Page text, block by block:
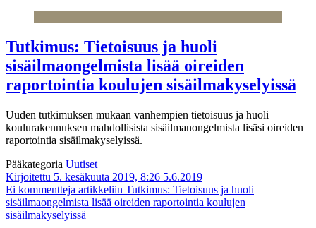
Tutkimus: Tietoisuus ja huoli
sisäilmaongelmista lisää oireiden
raportointia koulujen sisäilmakyselyissä
Uuden tutkimuksen mukaan vanhempien tietoisuus ja huoli
koulurakennuksen mahdollisista sisäilmanongelmista lisäsi oireiden
raportointia sisäilmakyselyissä.
Pääkategoria Uutiset
Kirjoitettu 5. kesäkuuta 2019, 8:26 5.6.2019
Ei kommentteja artikkeliin Tutkimus: Tietoisuus ja huoli
sisäilmaongelmista lisää oireiden raportointia koulujen
sisäilmakyselyissä